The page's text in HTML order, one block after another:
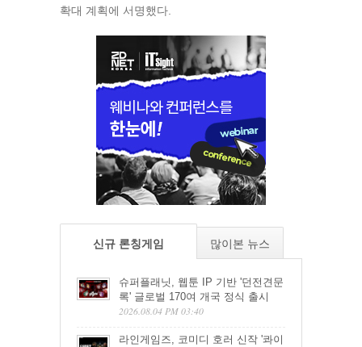
확대 계획에 서명했다.
신규 론칭게임 많이본 뉴스
슈퍼플래닛, 웹툰 IP 기반 '던전견문
록' 글로벌 170여 개국 정식 출시
2026.08.04 PM 03:40
라인게임즈, 코미디 호러 신작 '콰이